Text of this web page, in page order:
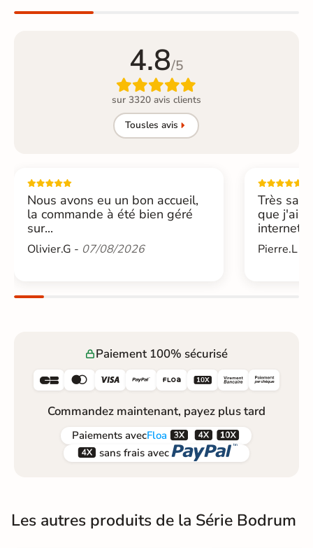
4.8/5

sur 3320 avis clients
Tousles avis
Nous avons eu un bon accueil,
la commande à été bien géré
sur...
Olivier.G - 07/08/2026
Très
que j'ai
internet....
Pierre.L -
Paiement 100% sécurisé
     
Commandez maintenant, payez plus tard
Paiements avecFloa  
 sans frais avec 
Les autres produits de la Série Bodrum